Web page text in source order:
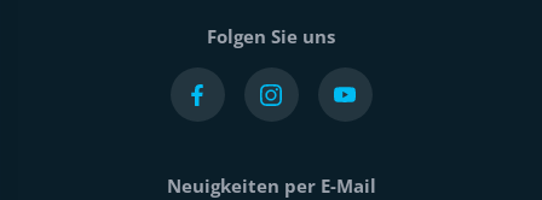
Folgen Sie uns
Neuigkeiten per E-Mail